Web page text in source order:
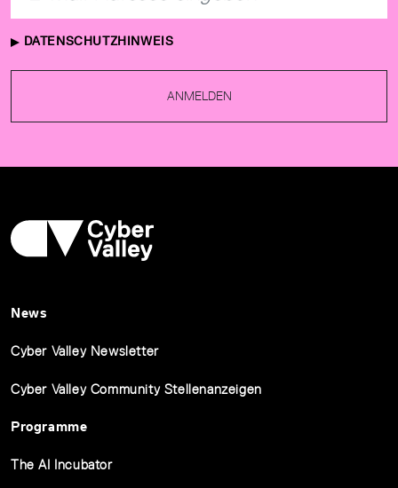
DATENSCHUTZHINWEIS
ANMELDEN
News
Cyber Valley Newsletter
Cyber Valley Community Stellenanzeigen
Programme
The AI Incubator